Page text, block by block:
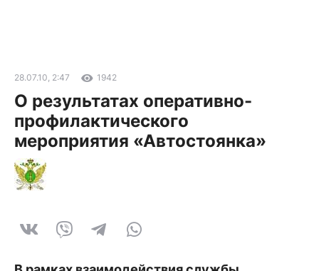
28.07.10, 2:47 1942
О результатах оперативно-
профилактического
мероприятия «Автостоянка»